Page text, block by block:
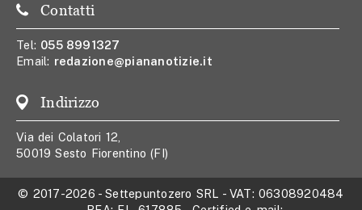
Contatti
Tel: 055 8991327
Email: redazione@piananotizie.it
Indirizzo
Via dei Colatori 12,
50019 Sesto Fiorentino (FI)
© 2017-2026 -Settepuntozero SRL - VAT: 06308920484